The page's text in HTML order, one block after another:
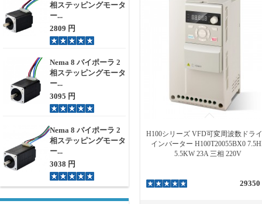
相ステッピングモータ
ー...
2809 円
Nema 8 バイポーラ 2
相ステッピングモータ
ー...
3095 円
Nema 8 バイポーラ 2
相ステッピングモータ
ー...
3038 円
H100シリーズ VFD可変周波数ドラ
インバーター H100T20055BX0
5.5KW 23A 三相 220V
29350